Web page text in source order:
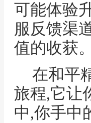
可能体验
服反馈渠
值的收获。
在和平
旅程,它让
中,你手中